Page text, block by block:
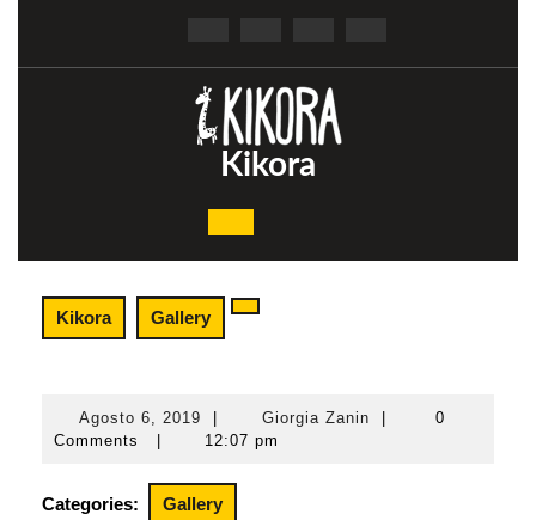
content
Kikora
Open
Button
Kikora Gallery
Agosto 6, 2019
Agosto
6,
Giorgia Zanin
Giorgia
0
Comments
12:07 pm
Categories: Gallery